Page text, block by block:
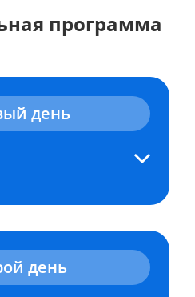
программа
день
день